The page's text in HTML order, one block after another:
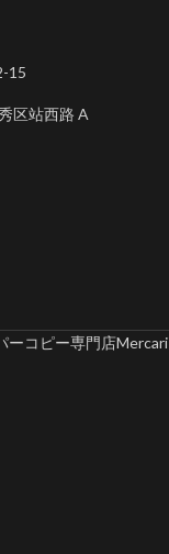
15
区站西路 A
ーコピー専門店